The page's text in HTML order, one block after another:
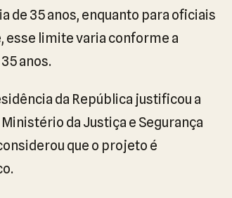
de 35 anos, enquanto para oficiais
esse limite varia conforme a
anos.
da República justificou a
da Justiça e Segurança
que o projeto é